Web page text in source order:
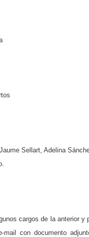
Sellart, Adelina
cargos de la anterior y
mail con documento